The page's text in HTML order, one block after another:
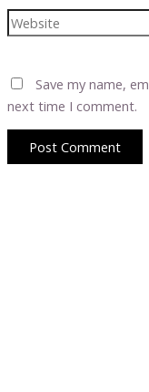
Website
Save my name,
next time I comment.